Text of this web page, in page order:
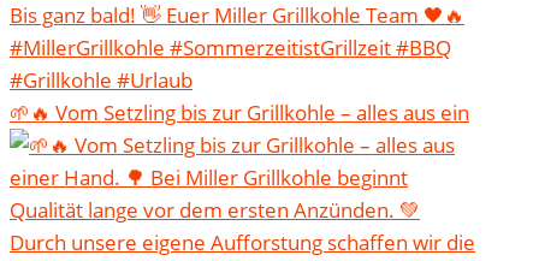
🌱🔥 Vom Setzling bis zur Grillkohle – alles aus ein